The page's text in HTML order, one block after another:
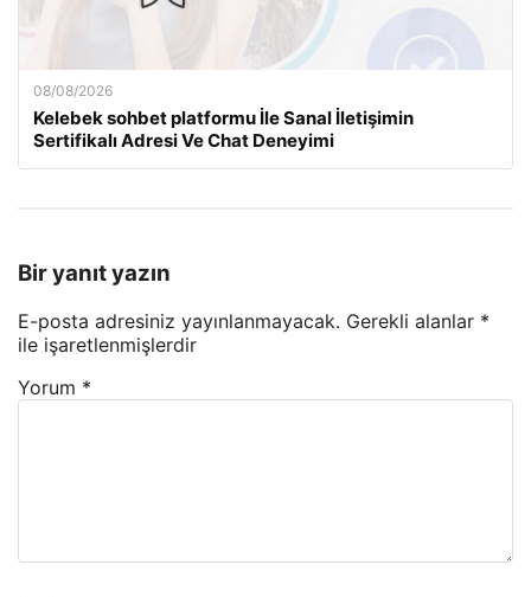
08/08/2026
Kelebek sohbet platformu İle Sanal İletişimin
Sertifikalı Adresi Ve Chat Deneyimi
Bir yanıt yazın
E-posta adresiniz yayınlanmayacak. Gerekli alanlar *
ile işaretlenmişlerdir
Yorum *